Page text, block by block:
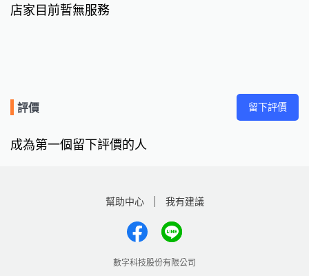
店家目前暫無服務
評價 留下評價
成為第一個留下評價的人
幫助中心 我有建議
數字科技股份有限公司